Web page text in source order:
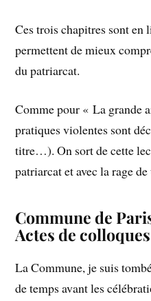
Ces trois chapitres sont en
permettent de mieux
du patriarcat.
Comme pour « La grande
pratiques violentes sont
titre…). On sort de cette
patriarcat et avec la rage
Commune de
Actes de colloques
La Commune, je suis
de temps avant les